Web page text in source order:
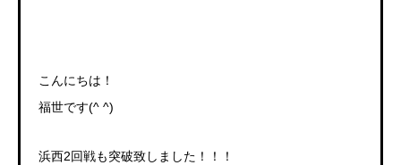
こんにちは！
福世です(^ ^)
浜西2回戦も突破致しました！！！